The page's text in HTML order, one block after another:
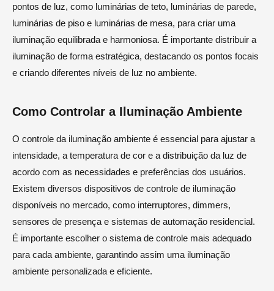
pontos de luz, como luminárias de teto, luminárias de parede,
luminárias de piso e luminárias de mesa, para criar uma
iluminação equilibrada e harmoniosa. É importante distribuir a
iluminação de forma estratégica, destacando os pontos focais
e criando diferentes níveis de luz no ambiente.
Como Controlar a Iluminação Ambiente
O controle da iluminação ambiente é essencial para ajustar a
intensidade, a temperatura de cor e a distribuição da luz de
acordo com as necessidades e preferências dos usuários.
Existem diversos dispositivos de controle de iluminação
disponíveis no mercado, como interruptores, dimmers,
sensores de presença e sistemas de automação residencial.
É importante escolher o sistema de controle mais adequado
para cada ambiente, garantindo assim uma iluminação
ambiente personalizada e eficiente.